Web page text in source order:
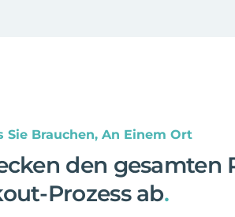
Sie Brauchen, An Einem Ort
den gesamten
Prozess ab.